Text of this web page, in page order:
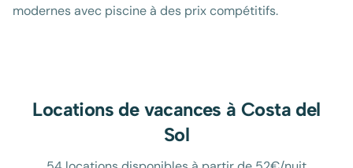
modernes avec piscine à des prix compétitifs.
Locations de vacances à Costa del
Sol